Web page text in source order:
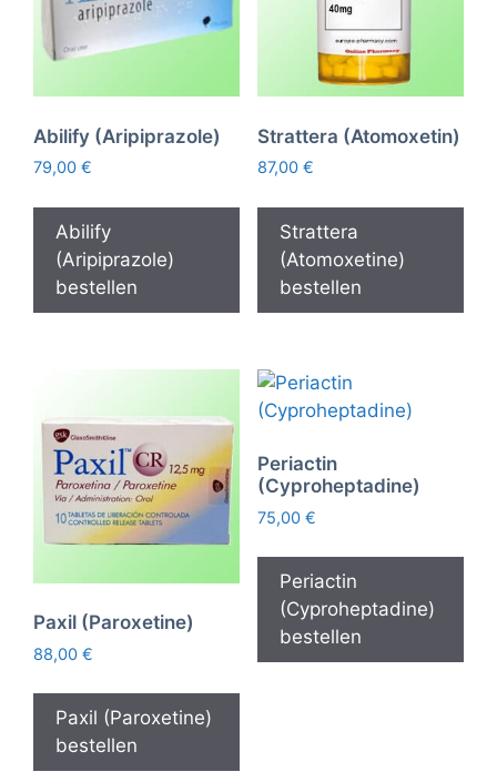
Abilify (Aripiprazole)
79,00 €
Abilify
(Aripiprazole)
bestellen
Strattera (Atomoxetin)
87,00 €
Strattera
(Atomoxetine)
bestellen
Paxil (Paroxetine)
88,00 €
Paxil (Paroxetine)
bestellen
Periactin
(Cyproheptadine)
75,00 €
Periactin
(Cyproheptadine)
bestellen